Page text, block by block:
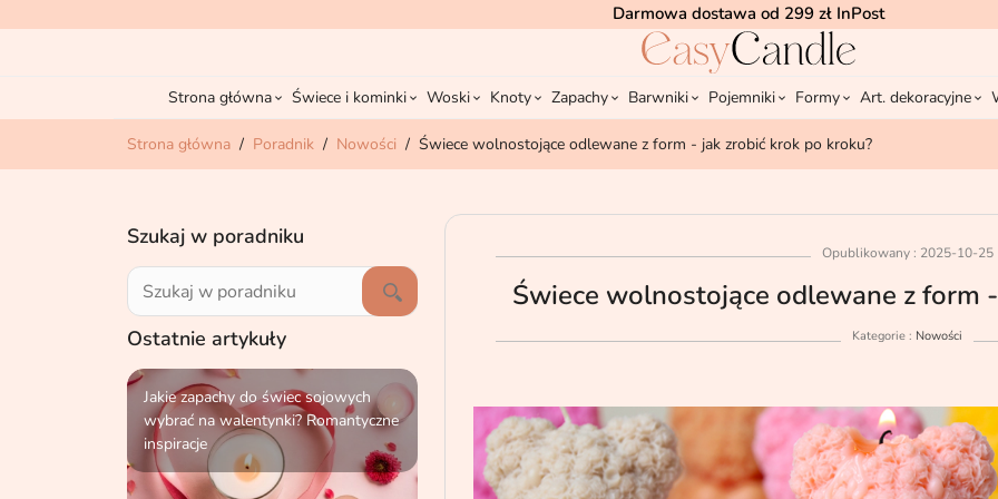
Darmowa dostawa od 299 zł InPost
Strona główna Świece i kominki Woski Knoty Zapachy Barwniki Pojemniki Formy Art. dekoracyjne
Strona główna Poradnik Nowości Świece wolnostojące odlewane z form - jak zrobić krok po kroku?
Szukaj w poradniku
Ostatnie artykuły
Jakie zapachy do świec sojowych
wybrać na walentynki? Romantyczne
inspiracje
form - jak zrobić krok po kroku?
Darmowa dokumentacja dla świec -
poradnik
Opublikowany : 2025-10-25
Świece wolnostojące odlewane z form
Kategorie : Nowości